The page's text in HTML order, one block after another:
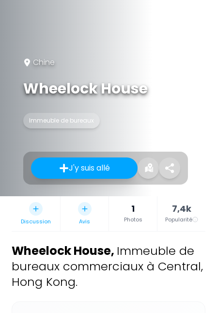
Chine
Wheelock House
Immeuble de bureaux
J'y suis allé
Discussion Avis
1
Photos
7,4k
Popularité
Wheelock House, Immeuble de
bureaux commerciaux à Central,
Hong Kong.